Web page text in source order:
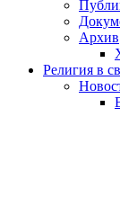
Архив
Религия в